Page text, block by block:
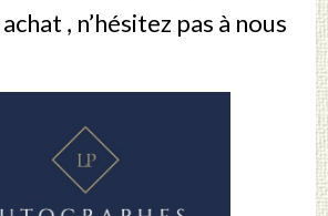
, n’hésitez pas à nous